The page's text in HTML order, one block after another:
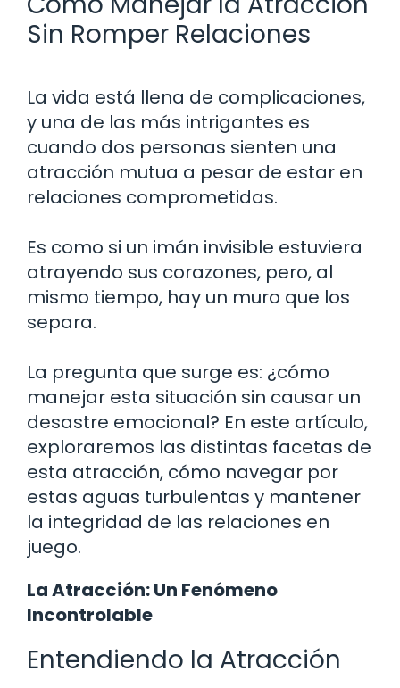
Sin Romper Relaciones
La vida está llena de complicaciones,
y una de las más intrigantes es
cuando dos personas sienten una
atracción mutua a pesar de estar en
relaciones comprometidas.
Es como si un imán invisible estuviera
atrayendo sus corazones, pero, al
mismo tiempo, hay un muro que los
separa.
La pregunta que surge es: ¿cómo
manejar esta situación sin causar un
desastre emocional? En este artículo,
exploraremos las distintas facetas de
esta atracción, cómo navegar por
estas aguas turbulentas y mantener
la integridad de las relaciones en
juego.
La Atracción: Un Fenómeno
Incontrolable
Entendiendo la Atracción